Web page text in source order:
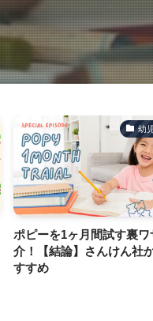
幼
ポピーを1ヶ月間試す裏ワ
介！【結論】さんけん社
すすめ